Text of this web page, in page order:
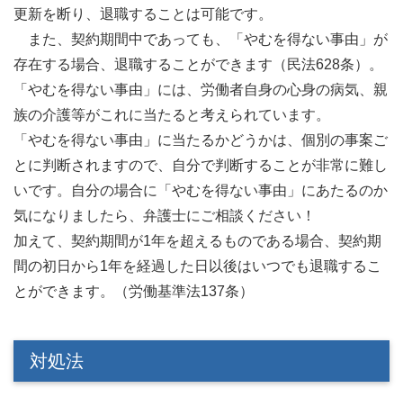
更新を断り、退職することは可能です。
また、契約期間中であっても、「やむを得ない事由」が
存在する場合、退職することができます（民法628条）。
「やむを得ない事由」には、労働者自身の心身の病気、親
族の介護等がこれに当たると考えられています。
「やむを得ない事由」に当たるかどうかは、個別の事案ご
とに判断されますので、自分で判断することが非常に難し
いです。自分の場合に「やむを得ない事由」にあたるのか
気になりましたら、弁護士にご相談ください！
加えて、契約期間が1年を超えるものである場合、契約期
間の初日から1年を経過した日以後はいつでも退職するこ
とができます。（労働基準法137条）
対処法